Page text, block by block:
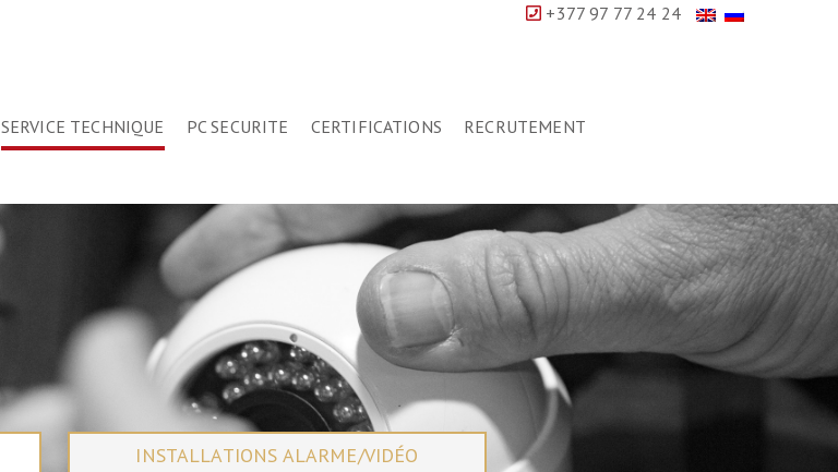
+377 97 77 24 24
SERVICE TECHNIQUE PC SECURITE CERTIFICATIONS
RECRUTEMENT
INSTALLATIONS ALARME/VIDÉO